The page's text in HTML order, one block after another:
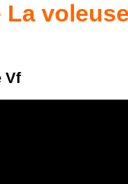
La
Vf